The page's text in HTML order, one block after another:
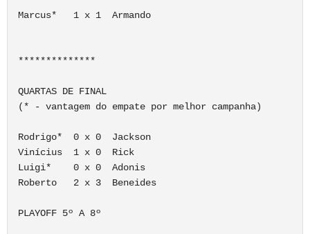
Marcus*   1 x 1  Armando
**************
QUARTAS DE FINAL
(* - vantagem do empate por melhor campanha)
Rodrigo*  0 x 0  Jackson
Vinícius  1 x 0  Rick
Luigi*    0 x 0  Adonis
Roberto   2 x 3  Beneides
PLAYOFF 5º A 8º